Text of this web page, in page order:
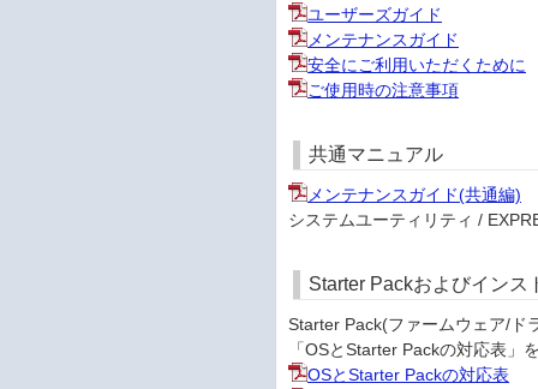
ユーザーズガイド
メンテナンスガイド
安全にご利用いただくために
ご使用時の注意事項
共通マニュアル
メンテナンスガイド(共通編)
システムユーティリティ /
Starter Packおよびインス
Starter Pack(ファームウェア/ド
「OSとStarter Packの対応表」
OSとStarter Packの対応表